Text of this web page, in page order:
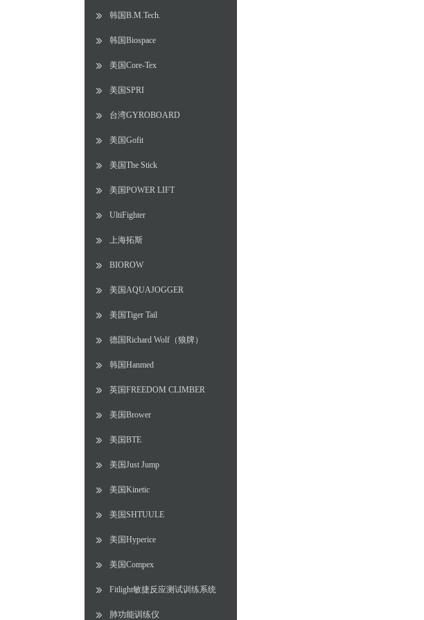
韩国B.M.Tech.
韩国Biospace
美国Core-Tex
美国SPRI
台湾GYROBOARD
美国Gofit
美国The Stick
美国POWER LIFT
UltiFighter
上海拓斯
BIOROW
美国AQUAJOGGER
美国Tiger Tail
德国Richard Wolf（狼牌）
韩国Hanmed
英国FREEDOM CLIMBER
美国Brower
美国BTE
美国Just Jump
美国Kinetic
美国SHTUULE
美国Hyperice
美国Compex
Fitlight敏捷反应测试训练系统
肺功能训练仪